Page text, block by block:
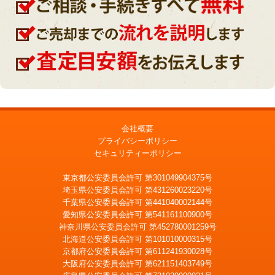
会社概要
プライバシーポリシー
セキュリティーポリシー
東京都公安委員会許可 第301049904375号
埼玉県公安委員会許可 第431260023220号
千葉県公安委員会許可 第441040002144号
愛知県公安委員会許可 第541161100900号
神奈川県公安委員会許可 第452780001259号
北海道公安委員会許可 第101010000315号
京都府公安委員会許可 第611241930028号
大阪府公安委員会許可 第621151403749号